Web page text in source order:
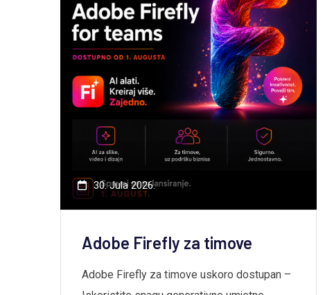
30. Jula 2026.
Adobe Firefly za timove
Adobe Firefly za timove uskoro dostupan –